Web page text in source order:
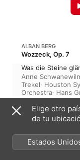
ALBAN BERG
Wozzeck, Op. 7
Was die Steine
Anne
Trekel· Houston
Orchestra· Hans
13 de enero de
℗ 2017 Naxos
Elige otro
de tu
Estados
México)